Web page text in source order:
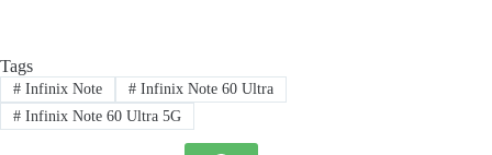
Tags
#Infinix Note #Infinix Note 60 Ultra
#Infinix Note 60 Ultra 5G